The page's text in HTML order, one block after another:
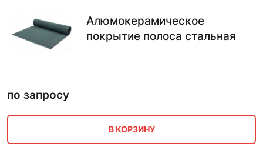
Алюмокерамическое
покрытие полоса стальная
по запросу
В КОРЗИНУ